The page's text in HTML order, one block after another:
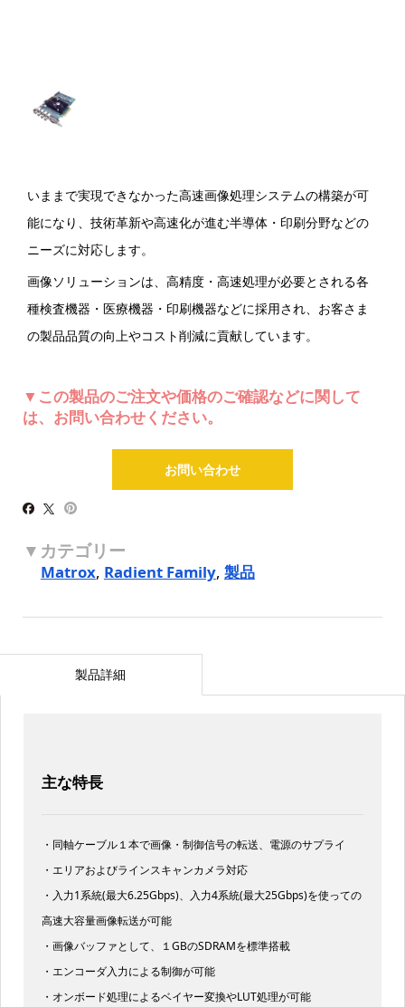
いままで実現できなかった高速画像処理システムの構築が可
能になり、技術革新や高速化が進む半導体・印刷分野などの
ニーズに対応します。
画像ソリューションは、高精度・高速処理が必要とされる各
種検査機器・医療機器・印刷機器などに採用され、お客さま
の製品品質の向上やコスト削減に貢献しています。
▼この製品のご注文や価格のご確認などに関して
は、お問い合わせください。
お問い合わせ
Matrox, Radient Family, 製品
製品詳細
主な特長
・同軸ケーブル１本で画像・制御信号の転送、電源のサプライ
・エリアおよびラインスキャンカメラ対応
・入力1系統(最大6.25Gbps)、入力4系統(最大25Gbps)を使っての
高速大容量画像転送が可能
・画像バッファとして、１GBのSDRAMを標準搭載
・エンコーダ入力による制御が可能
・オンボード処理によるベイヤー変換やLUT処理が可能